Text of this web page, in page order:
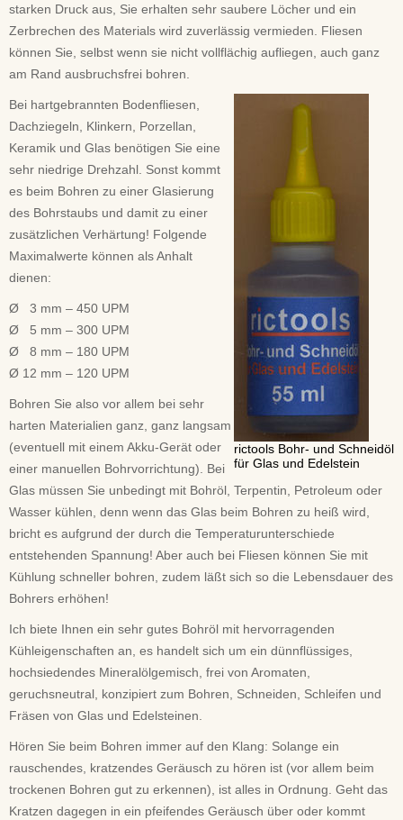
starken Druck aus, Sie erhalten sehr saubere Löcher und ein
Zerbrechen des Materials wird zuverlässig vermieden. Fliesen
können Sie, selbst wenn sie nicht vollflächig aufliegen, auch ganz
am Rand ausbruchsfrei bohren.
rictools Bohr- und Schneidöl
für Glas und Edelstein
Bei hartgebrannten Bodenfliesen,
Dachziegeln, Klinkern, Porzellan,
Keramik und Glas benötigen Sie eine
sehr niedrige Drehzahl. Sonst kommt
es beim Bohren zu einer Glasierung
des Bohrstaubs und damit zu einer
zusätzlichen Verhärtung! Folgende
Maximalwerte können als Anhalt
dienen:
Ø 3 mm – 450 UPM
Ø 5 mm – 300 UPM
Ø 8 mm – 180 UPM
Ø 12 mm – 120 UPM
Bohren Sie also vor allem bei sehr
harten Materialien ganz, ganz langsam
(eventuell mit einem Akku-Gerät oder
einer manuellen Bohrvorrichtung). Bei
Glas müssen Sie unbedingt mit Bohröl, Terpentin, Petroleum oder
Wasser kühlen, denn wenn das Glas beim Bohren zu heiß wird,
bricht es aufgrund der durch die Temperaturunterschiede
entstehenden Spannung! Aber auch bei Fliesen können Sie mit
Kühlung schneller bohren, zudem läßt sich so die Lebensdauer des
Bohrers erhöhen!
Ich biete Ihnen ein sehr gutes Bohröl mit hervorragenden
Kühleigenschaften an, es handelt sich um ein dünnflüssiges,
hochsiedendes Mineralölgemisch, frei von Aromaten,
geruchsneutral, konzipiert zum Bohren, Schneiden, Schleifen und
Fräsen von Glas und Edelsteinen.
Hören Sie beim Bohren immer auf den Klang: Solange ein
rauschendes, kratzendes Geräusch zu hören ist (vor allem beim
trockenen Bohren gut zu erkennen), ist alles in Ordnung. Geht das
Kratzen dagegen in ein pfeifendes Geräusch über oder kommt